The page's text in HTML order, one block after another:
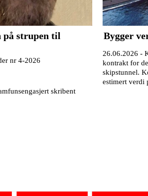
på strupen til
nr 4-2026
skribent
Bygger
26.06.2026 -
kontrakt for
skipstunnel.
estimert verdi